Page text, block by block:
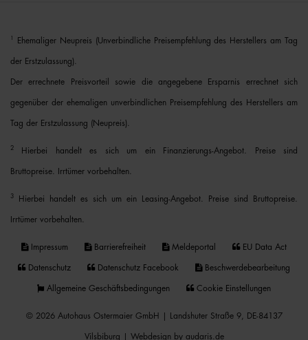
Ehemaliger Neupreis (Unverbindliche Preisempfehlung des Herstellers am Tag
der Erstzulassung).
Der errechnete Preisvorteil sowie die angegebene Ersparnis errechnet sich
gegenüber der ehemaligen unverbindlichen Preisempfehlung des Herstellers am
Tag der Erstzulassung (Neupreis).
2 Hierbei handelt es sich um ein Finanzierungs-Angebot. Preise sind
Bruttopreise. Irrtümer vorbehalten.
3 Hierbei handelt es sich um ein Leasing-Angebot. Preise sind Bruttopreise.
Irrtümer vorbehalten.
Impressum Barrierefreiheit Meldeportal EU Data Act
Datenschutz Datenschutz Facebook Beschwerdebearbeitung
Allgemeine Geschäftsbedingungen Cookie Einstellungen
© 2026 Autohaus Ostermaier GmbH | Landshuter Straße 9, DE-84137
Vilsbiburg | Webdesign by audaris.de